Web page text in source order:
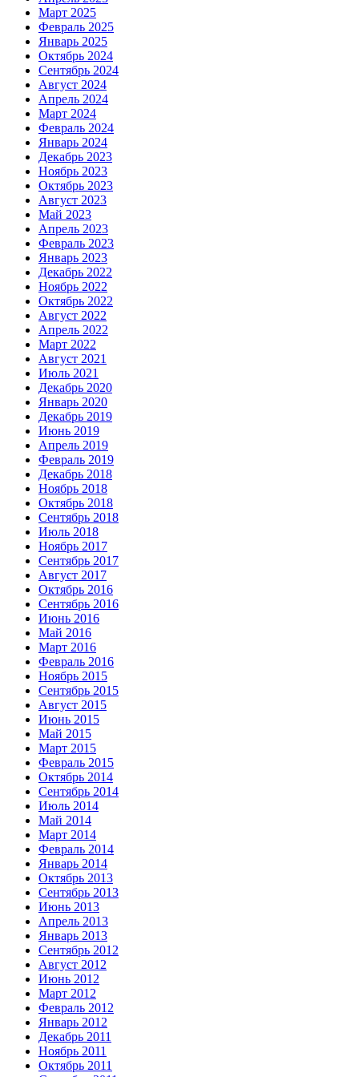
Март 2025
Февраль 2025
Январь 2025
Октябрь 2024
Сентябрь 2024
Август 2024
Апрель 2024
Март 2024
Февраль 2024
Январь 2024
Декабрь 2023
Ноябрь 2023
Октябрь 2023
Август 2023
Май 2023
Апрель 2023
Февраль 2023
Январь 2023
Декабрь 2022
Ноябрь 2022
Октябрь 2022
Август 2022
Апрель 2022
Март 2022
Август 2021
Июль 2021
Декабрь 2020
Январь 2020
Декабрь 2019
Июнь 2019
Апрель 2019
Февраль 2019
Декабрь 2018
Ноябрь 2018
Октябрь 2018
Сентябрь 2018
Июль 2018
Ноябрь 2017
Сентябрь 2017
Август 2017
Октябрь 2016
Сентябрь 2016
Июнь 2016
Май 2016
Март 2016
Февраль 2016
Ноябрь 2015
Сентябрь 2015
Август 2015
Июнь 2015
Май 2015
Март 2015
Февраль 2015
Октябрь 2014
Сентябрь 2014
Июль 2014
Май 2014
Март 2014
Февраль 2014
Январь 2014
Октябрь 2013
Сентябрь 2013
Июнь 2013
Апрель 2013
Январь 2013
Сентябрь 2012
Август 2012
Июнь 2012
Март 2012
Февраль 2012
Январь 2012
Декабрь 2011
Ноябрь 2011
Октябрь 2011